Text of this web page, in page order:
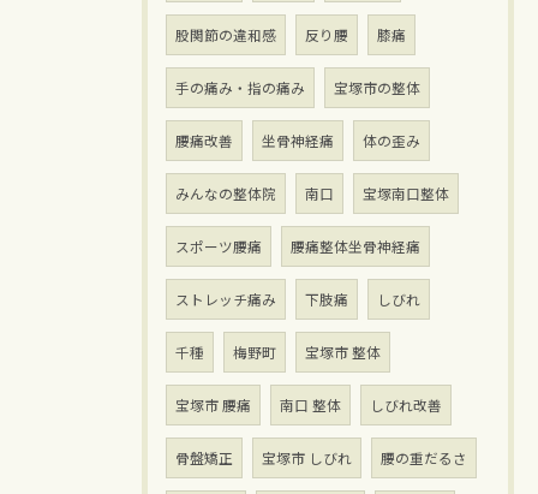
股関節の違和感 反り腰 膝痛
手の痛み・指の痛み 宝塚市の整体
腰痛改善 坐骨神経痛 体の歪み
みんなの整体院 南口 宝塚南口整体
スポーツ腰痛 腰痛整体坐骨神経痛
ストレッチ痛み 下肢痛 しびれ
千種 梅野町 宝塚市 整体
宝塚市 腰痛 南口 整体 しびれ改善
骨盤矯正 宝塚市 しびれ 腰の重だるさ